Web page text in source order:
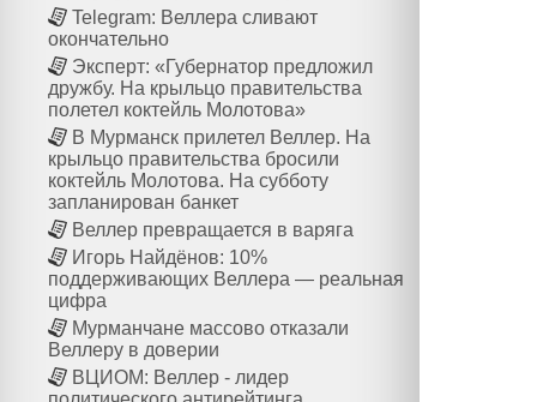
Telegram: Веллера сливают
окончательно
Эксперт: «Губернатор предложил
дружбу. На крыльцо правительства
полетел коктейль Молотова»
В Мурманск прилетел Веллер. На
крыльцо правительства бросили
коктейль Молотова. На субботу
запланирован банкет
Веллер превращается в варяга
Игорь Найдёнов: 10%
поддерживающих Веллера — реальная
цифра
Мурманчане массово отказали
Веллеру в доверии
ВЦИОМ: Веллер - лидер